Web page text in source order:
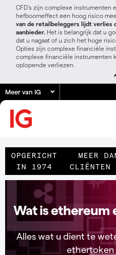
CFD’s zijn complexe instrumenten
hefboomeffect een hoog risico
van de retailbeleggers lijdt verlies
aanbieder. Het is belangrijk dat u
dat u nagaat of u zich het hoge
Opties zijn complexe financiële
complexe financiële instrumenten
oplopende verliezen.
Meer van IG
OPGERICHT
IN 1974
MEER
CLIËNTEN
Wat is ethereum
Alles wat u dient te
ethertoken